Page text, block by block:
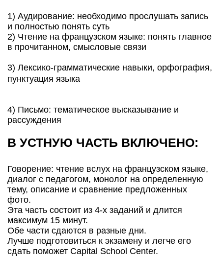
1) Аудирование: необходимо прослушать запись
и полностью понять суть
2) Чтение на французском языке: понять главное
в прочитанном, смысловые связи
3) Лексико-грамматические навыки, орфография,
пунктуация языка
4) Письмо: тематическое высказывание и
рассуждения
В УСТНУЮ ЧАСТЬ ВКЛЮЧЕНО:
Говорение: чтение вслух на французском языке,
диалог с педагогом, монолог на определенную
тему, описание и сравнение предложенных
фото.
Эта часть состоит из 4-х заданий и длится
максимум 15 минут.
Обе части сдаются в разные дни.
Лучше подготовиться к экзамену и легче его
сдать поможет Capital School Center.